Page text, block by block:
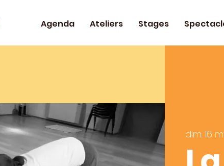
Agenda Ateliers Stages
dim. 16